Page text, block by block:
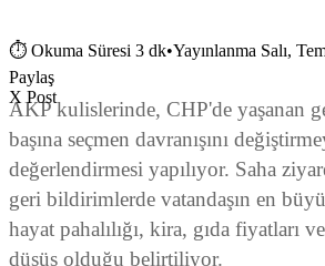
⏱ Okuma Süresi 3 dk•Yayınlanma Salı,
Paylaş
X Post
AKP kulislerinde, CHP'de yaşanan
başına seçmen davranışını
değerlendirmesi yapılıyor. Saha
geri bildirimlerde vatandaşın en
hayat pahalılığı, kira, gıda fiyatları
düşüş olduğu belirtiliyor.